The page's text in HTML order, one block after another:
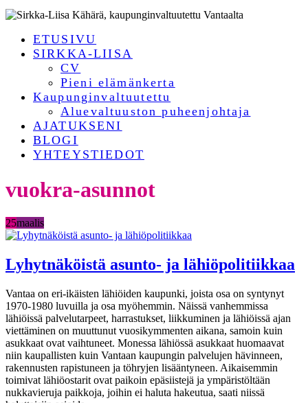
ETUSIVU
SIRKKA-LIISA
CV
Pieni elämänkerta
Kaupunginvaltuutettu
Aluevaltuuston puheenjohtaja
AJATUKSENI
BLOGI
YHTEYSTIEDOT
vuokra-asunnot
25maalis
Lyhytnäköistä asunto- ja lähiöpolitiikkaa
Vantaa on eri-ikäisten lähiöiden kaupunki, joista osa on syntynyt
1970-1980 luvuilla ja osa myöhemmin. Näissä vanhemmissa
lähiöissä palvelutarpeet, harrastukset, liikkuminen ja lähiöissä ajan
viettäminen on muuttunut vuosikymmenten aikana, samoin kuin
asukkaat ovat vaihtuneet. Monessa lähiössä asukkaat huomaavat
niin kaupallisten kuin Vantaan kaupungin palvelujen hävinneen,
rakennusten rapistuneen ja töhryjen lisääntyneen. Aikaisemmin
toimivat lähiöostarit ovat paikoin epäsiistejä ja ympäristöltään
nukkavieruja paikkoja, joihin ei haluta hakeutua, saati niissä